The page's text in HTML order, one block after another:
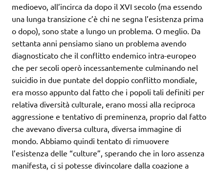
medioevo, all’incirca da dopo il XVI secolo (ma essendo
una lunga transizione c’è chi ne segna l’esistenza prima
o dopo), sono state a lungo un problema. O meglio. Da
settanta anni pensiamo siano un problema avendo
diagnosticato che il conflitto endemico intra-europeo
che per secoli operò incessantemente culminando nel
suicidio in due puntate del doppio conflitto mondiale,
era mosso appunto dal fatto che i popoli tali definiti per
relativa diversità culturale, erano mossi alla reciproca
aggressione e tentativo di preminenza, proprio dal fatto
che avevano diversa cultura, diversa immagine di
mondo. Abbiamo quindi tentato di rimuovere
l’esistenza delle “culture”, sperando che in loro assenza
manifesta, ci si potesse divincolare dalla coazione a